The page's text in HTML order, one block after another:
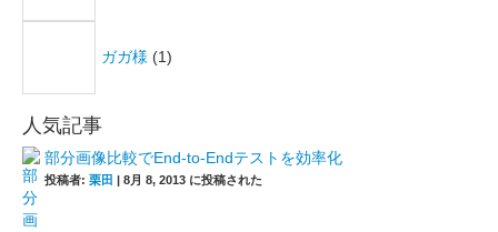
ガガ様 (1)
人気記事
部分画像比較でEnd-to-Endテストを効率化
投稿者: 栗田 | 8月 8, 2013 に投稿された